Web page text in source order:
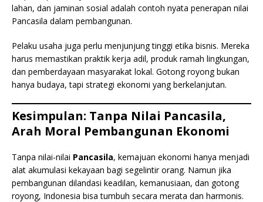
lahan, dan jaminan sosial adalah contoh nyata penerapan nilai
Pancasila dalam pembangunan.
Pelaku usaha juga perlu menjunjung tinggi etika bisnis. Mereka
harus memastikan praktik kerja adil, produk ramah lingkungan,
dan pemberdayaan masyarakat lokal. Gotong royong bukan
hanya budaya, tapi strategi ekonomi yang berkelanjutan.
Kesimpulan: Tanpa Nilai Pancasila,
Arah Moral Pembangunan Ekonomi
Tanpa nilai-nilai Pancasila, kemajuan ekonomi hanya menjadi
alat akumulasi kekayaan bagi segelintir orang. Namun jika
pembangunan dilandasi keadilan, kemanusiaan, dan gotong
royong, Indonesia bisa tumbuh secara merata dan harmonis.